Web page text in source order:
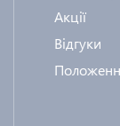
Акції
Відгуки